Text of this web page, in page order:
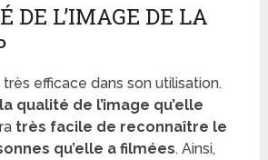
DE L’IMAGE DE LA
efficace dans son utilisation.
la qualité de l’image qu’elle
très facile de reconnaître le
qu’elle a filmées. Ainsi,